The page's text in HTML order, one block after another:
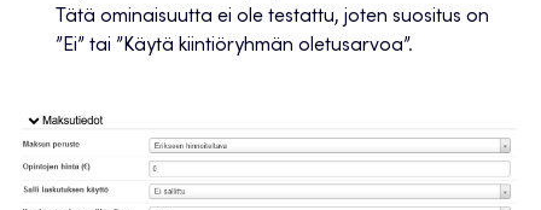
Tätä ominaisuutta ei ole testattu, joten suositus on
”Ei” tai ”Käytä kiintiöryhmän oletusarvoa”.